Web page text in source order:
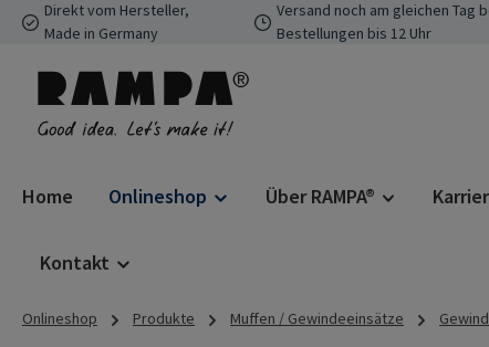
Hauptinhalt springen
Zur Suche springen
Zur Hauptnavigation springen
Direkt vom Hersteller,
Made in Germany
Versand noch am gleichen Tag
Bestellungen bis 12 Uhr
Home Onlineshop Über RAMPA®
Kontakt
Onlineshop Produkte Muffen / Gewindeeinsätze